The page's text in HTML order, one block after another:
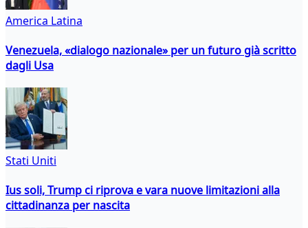
America Latina
Venezuela, «dialogo nazionale» per un futuro già scritto
dagli Usa
Stati Uniti
Ius soli, Trump ci riprova e vara nuove limitazioni alla
cittadinanza per nascita